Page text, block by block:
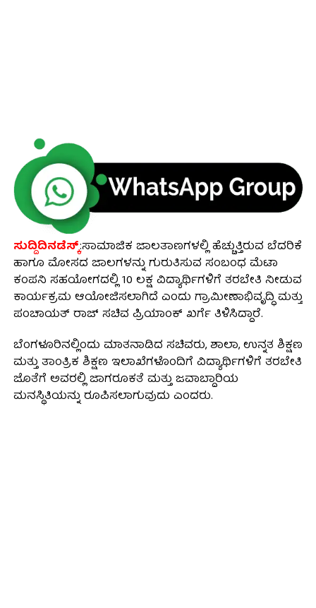
ಸುದ್ದಿದಿನಡೆಸ್ಕ್:ಸಾಮಾಜಿಕ ಜಾಲತಾಣಗಳಲ್ಲಿ ಹೆಚ್ಚುತ್ತಿರುವ ಬೆದರಿಕೆ
ಹಾಗೂ ಮೋಸದ ಜಾಲಗಳನ್ನು ಗುರುತಿಸುವ ಸಂಬಂಧ ಮೆಟಾ
ಕಂಪನಿ ಸಹಯೋಗದಲ್ಲಿ 10 ಲಕ್ಷ ವಿದ್ಯಾರ್ಥಿಗಳಿಗೆ ತರಬೇತಿ ನೀಡುವ
ಕಾರ್ಯಕ್ರಮ ಆಯೋಜಿಸಲಾಗಿದೆ ಎಂದು ಗ್ರಾಮೀಣಾಭಿವೃದ್ಧಿ ಮತ್ತು
ಪಂಚಾಯತ್ ರಾಜ್ ಸಚಿವ ಪ್ರಿಯಾಂಕ್ ಖರ್ಗೆ ತಿಳಿಸಿದ್ದಾರೆ.
ಬೆಂಗಳೂರಿನಲ್ಲಿಂದು ಮಾತನಾಡಿದ ಸಚಿವರು, ಶಾಲಾ, ಉನ್ನತ ಶಿಕ್ಷಣ
ಮತ್ತು ತಾಂತ್ರಿಕ ಶಿಕ್ಷಣ ಇಲಾಖೆಗಳೊಂದಿಗೆ ವಿದ್ಯಾರ್ಥಿಗಳಿಗೆ ತರಬೇತಿ
ಜೊತೆಗೆ ಅವರಲ್ಲಿ ಜಾಗರೂಕತೆ ಮತ್ತು ಜವಾಬ್ದಾರಿಯ
ಮನಸ್ಥಿತಿಯನ್ನು ರೂಪಿಸಲಾಗುವುದು ಎಂದರು.